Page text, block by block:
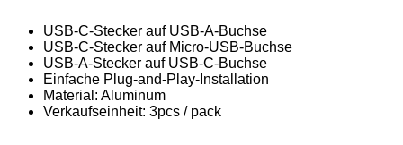
USB-C-Stecker auf USB-A-Buchse
USB-C-Stecker auf Micro-USB-Buchse
USB-A-Stecker auf USB-C-Buchse
Einfache Plug-and-Play-Installation
Material: Aluminum
Verkaufseinheit: 3pcs / pack